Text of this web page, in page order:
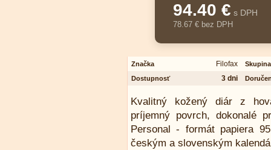
94.40 € s DPH
78.67 € bez DPH
Značka Filofax
Skupina
Dostupnosť
3 dni
Kvalitný kožený diár z
príjemný povrch, dokonalé
Personal - formát papiera
českým a slovenským